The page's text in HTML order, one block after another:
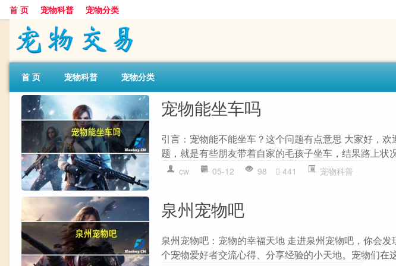
首 页 宠物科普 宠物分类
首 页 宠物科普 宠物分类
宠物能坐车吗
引言：宠物能不能坐车？这个问题有点意思 大家好，
题，就是有些朋友带着自家的毛孩子坐车，结果路上状
cw 05-12 98 441 宠物科普
泉州宠物吧
泉州宠物吧：宠物的幸福天地 走进泉州宠物吧，你会
个宠物爱好者交流心得、分享经验的小天地。宠物们在